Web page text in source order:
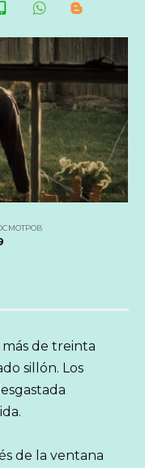
de treinta
sillón. Los
de la ventana